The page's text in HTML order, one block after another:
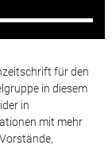
für den
in diesem
in
mit mehr